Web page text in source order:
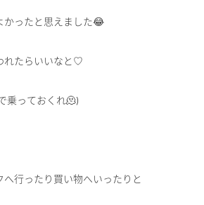
かったと思えました😂
れたらいいなと♡
乗っておくれ🫠)
行ったり買い物へいったりと